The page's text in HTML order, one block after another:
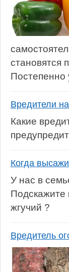
становятся
Постепенно
Вредители
Какие
Когда
У нас в
Подскажите
жгучий ?
Вредитель